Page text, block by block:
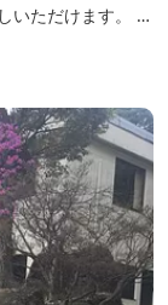
いただけます。 自
ロープウェイが
対話しながら至